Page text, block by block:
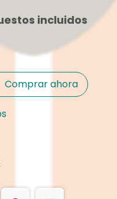
incluidos
Comprar ahora